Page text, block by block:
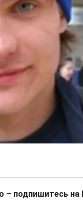
– подпишитесь на